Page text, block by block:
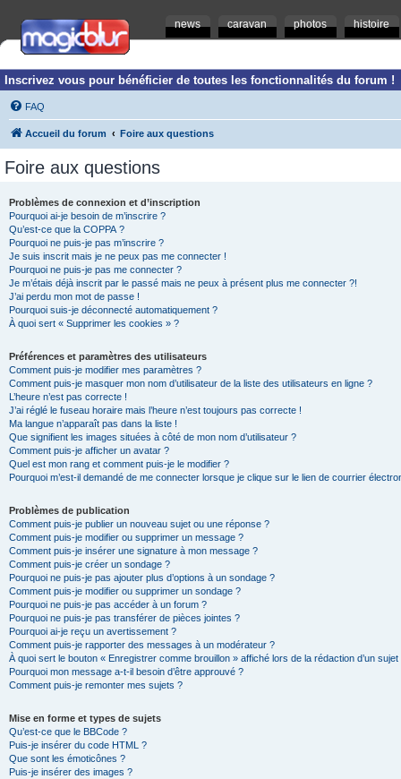
news caravan photos histoire
Inscrivez vous pour bénéficier de toutes les fonctionnalités du forum !
FAQ
Accueil du forum Foire aux questions
Foire aux questions
Problèmes de connexion et d’inscription
Pourquoi ai-je besoin de m’inscrire ?
Qu’est-ce que la COPPA ?
Pourquoi ne puis-je pas m’inscrire ?
Je suis inscrit mais je ne peux pas me connecter !
Pourquoi ne puis-je pas me connecter ?
Je m’étais déjà inscrit par le passé mais ne peux à présent plus me connecter ?!
J’ai perdu mon mot de passe !
Pourquoi suis-je déconnecté automatiquement ?
À quoi sert « Supprimer les cookies » ?
Préférences et paramètres des utilisateurs
Comment puis-je modifier mes paramètres ?
Comment puis-je masquer mon nom d’utilisateur de la liste des utilisateurs en ligne ?
L’heure n’est pas correcte !
J’ai réglé le fuseau horaire mais l’heure n’est toujours pas correcte !
Ma langue n’apparaît pas dans la liste !
Que signifient les images situées à côté de mon nom d’utilisateur ?
Comment puis-je afficher un avatar ?
Quel est mon rang et comment puis-je le modifier ?
Pourquoi m’est-il demandé de me connecter lorsque je clique sur le lien de courrier
Problèmes de publication
Comment puis-je publier un nouveau sujet ou une réponse ?
Comment puis-je modifier ou supprimer un message ?
Comment puis-je insérer une signature à mon message ?
Comment puis-je créer un sondage ?
Pourquoi ne puis-je pas ajouter plus d’options à un sondage ?
Comment puis-je modifier ou supprimer un sondage ?
Pourquoi ne puis-je pas accéder à un forum ?
Pourquoi ne puis-je pas transférer de pièces jointes ?
Pourquoi ai-je reçu un avertissement ?
Comment puis-je rapporter des messages à un modérateur ?
À quoi sert le bouton « Enregistrer comme brouillon » affiché lors de la rédaction d’un sujet
Pourquoi mon message a-t-il besoin d’être approuvé ?
Comment puis-je remonter mes sujets ?
Mise en forme et types de sujets
Qu’est-ce que le BBCode ?
Puis-je insérer du code HTML ?
Que sont les émoticônes ?
Puis-je insérer des images ?